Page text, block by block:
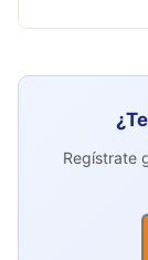
Regístrate